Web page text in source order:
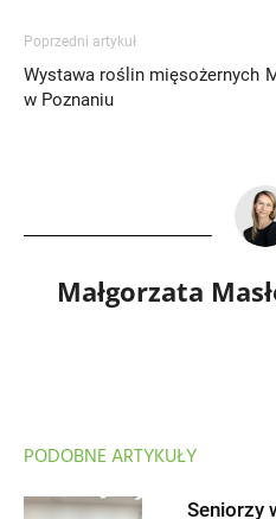
Poprzedni artykuł
Wystawa roślin mięsożernych
w Poznaniu
Małgorzata
PODOBNE ARTYKUŁY
Seniorzy